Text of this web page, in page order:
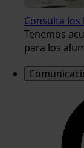
Consulta los
Tenemos
para los